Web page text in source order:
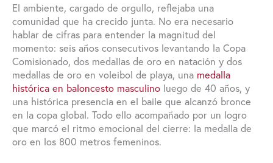
El ambiente, cargado de orgullo, reflejaba una
comunidad que ha crecido junta. No era necesario
hablar de cifras para entender la magnitud del
momento: seis años consecutivos levantando la Copa
Comisionado, dos medallas de oro en natación y dos
medallas de oro en voleibol de playa, una medalla
histórica en baloncesto masculino luego de 40 años, y
una histórica presencia en el baile que alcanzó bronce
en la copa global. Todo ello acompañado por un logro
que marcó el ritmo emocional del cierre: la medalla de
oro en los 800 metros femeninos.